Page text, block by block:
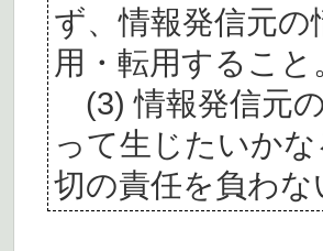
ず、情報発信元
用・転用すること
(3) 情報発信元
って生じたいか
切の責任を負わな